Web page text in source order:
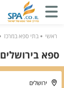
ראשי בתי ספא במרכז
ספא בירושלים